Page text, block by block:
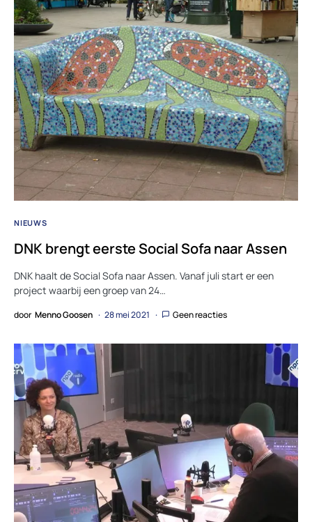
NIEUWS
DNK brengt eerste Social Sofa naar Assen
DNK haalt de Social Sofa naar Assen. Vanaf juli start er een
project waarbij een groep van 24…
door Menno Goosen 28 mei 2021 Geen reacties